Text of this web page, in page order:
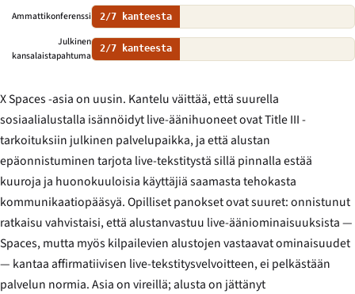
Ammattikonferenssi 2/7 kanteesta
Julkinen
kansalaistapahtuma
2/7 kanteesta
X Spaces -asia on uusin. Kantelu väittää, että suurella
sosiaalialustalla isännöidyt live-äänihuoneet ovat Title III -
tarkoituksiin julkinen palvelupaikka, ja että alustan
epäonnistuminen tarjota live-tekstitystä sillä pinnalla estää
kuuroja ja huonokuuloisia käyttäjiä saamasta tehokasta
kommunikaatiopääsyä. Opilliset panokset ovat suuret: onnistunut
ratkaisu vahvistaisi, että alustanvastuu live-ääniominaisuuksista —
Spaces, mutta myös kilpailevien alustojen vastaavat ominaisuudet
— kantaa affirmatiivisen live-tekstitysvelvoitteen, ei pelkästään
palvelun normia. Asia on vireillä; alusta on jättänyt